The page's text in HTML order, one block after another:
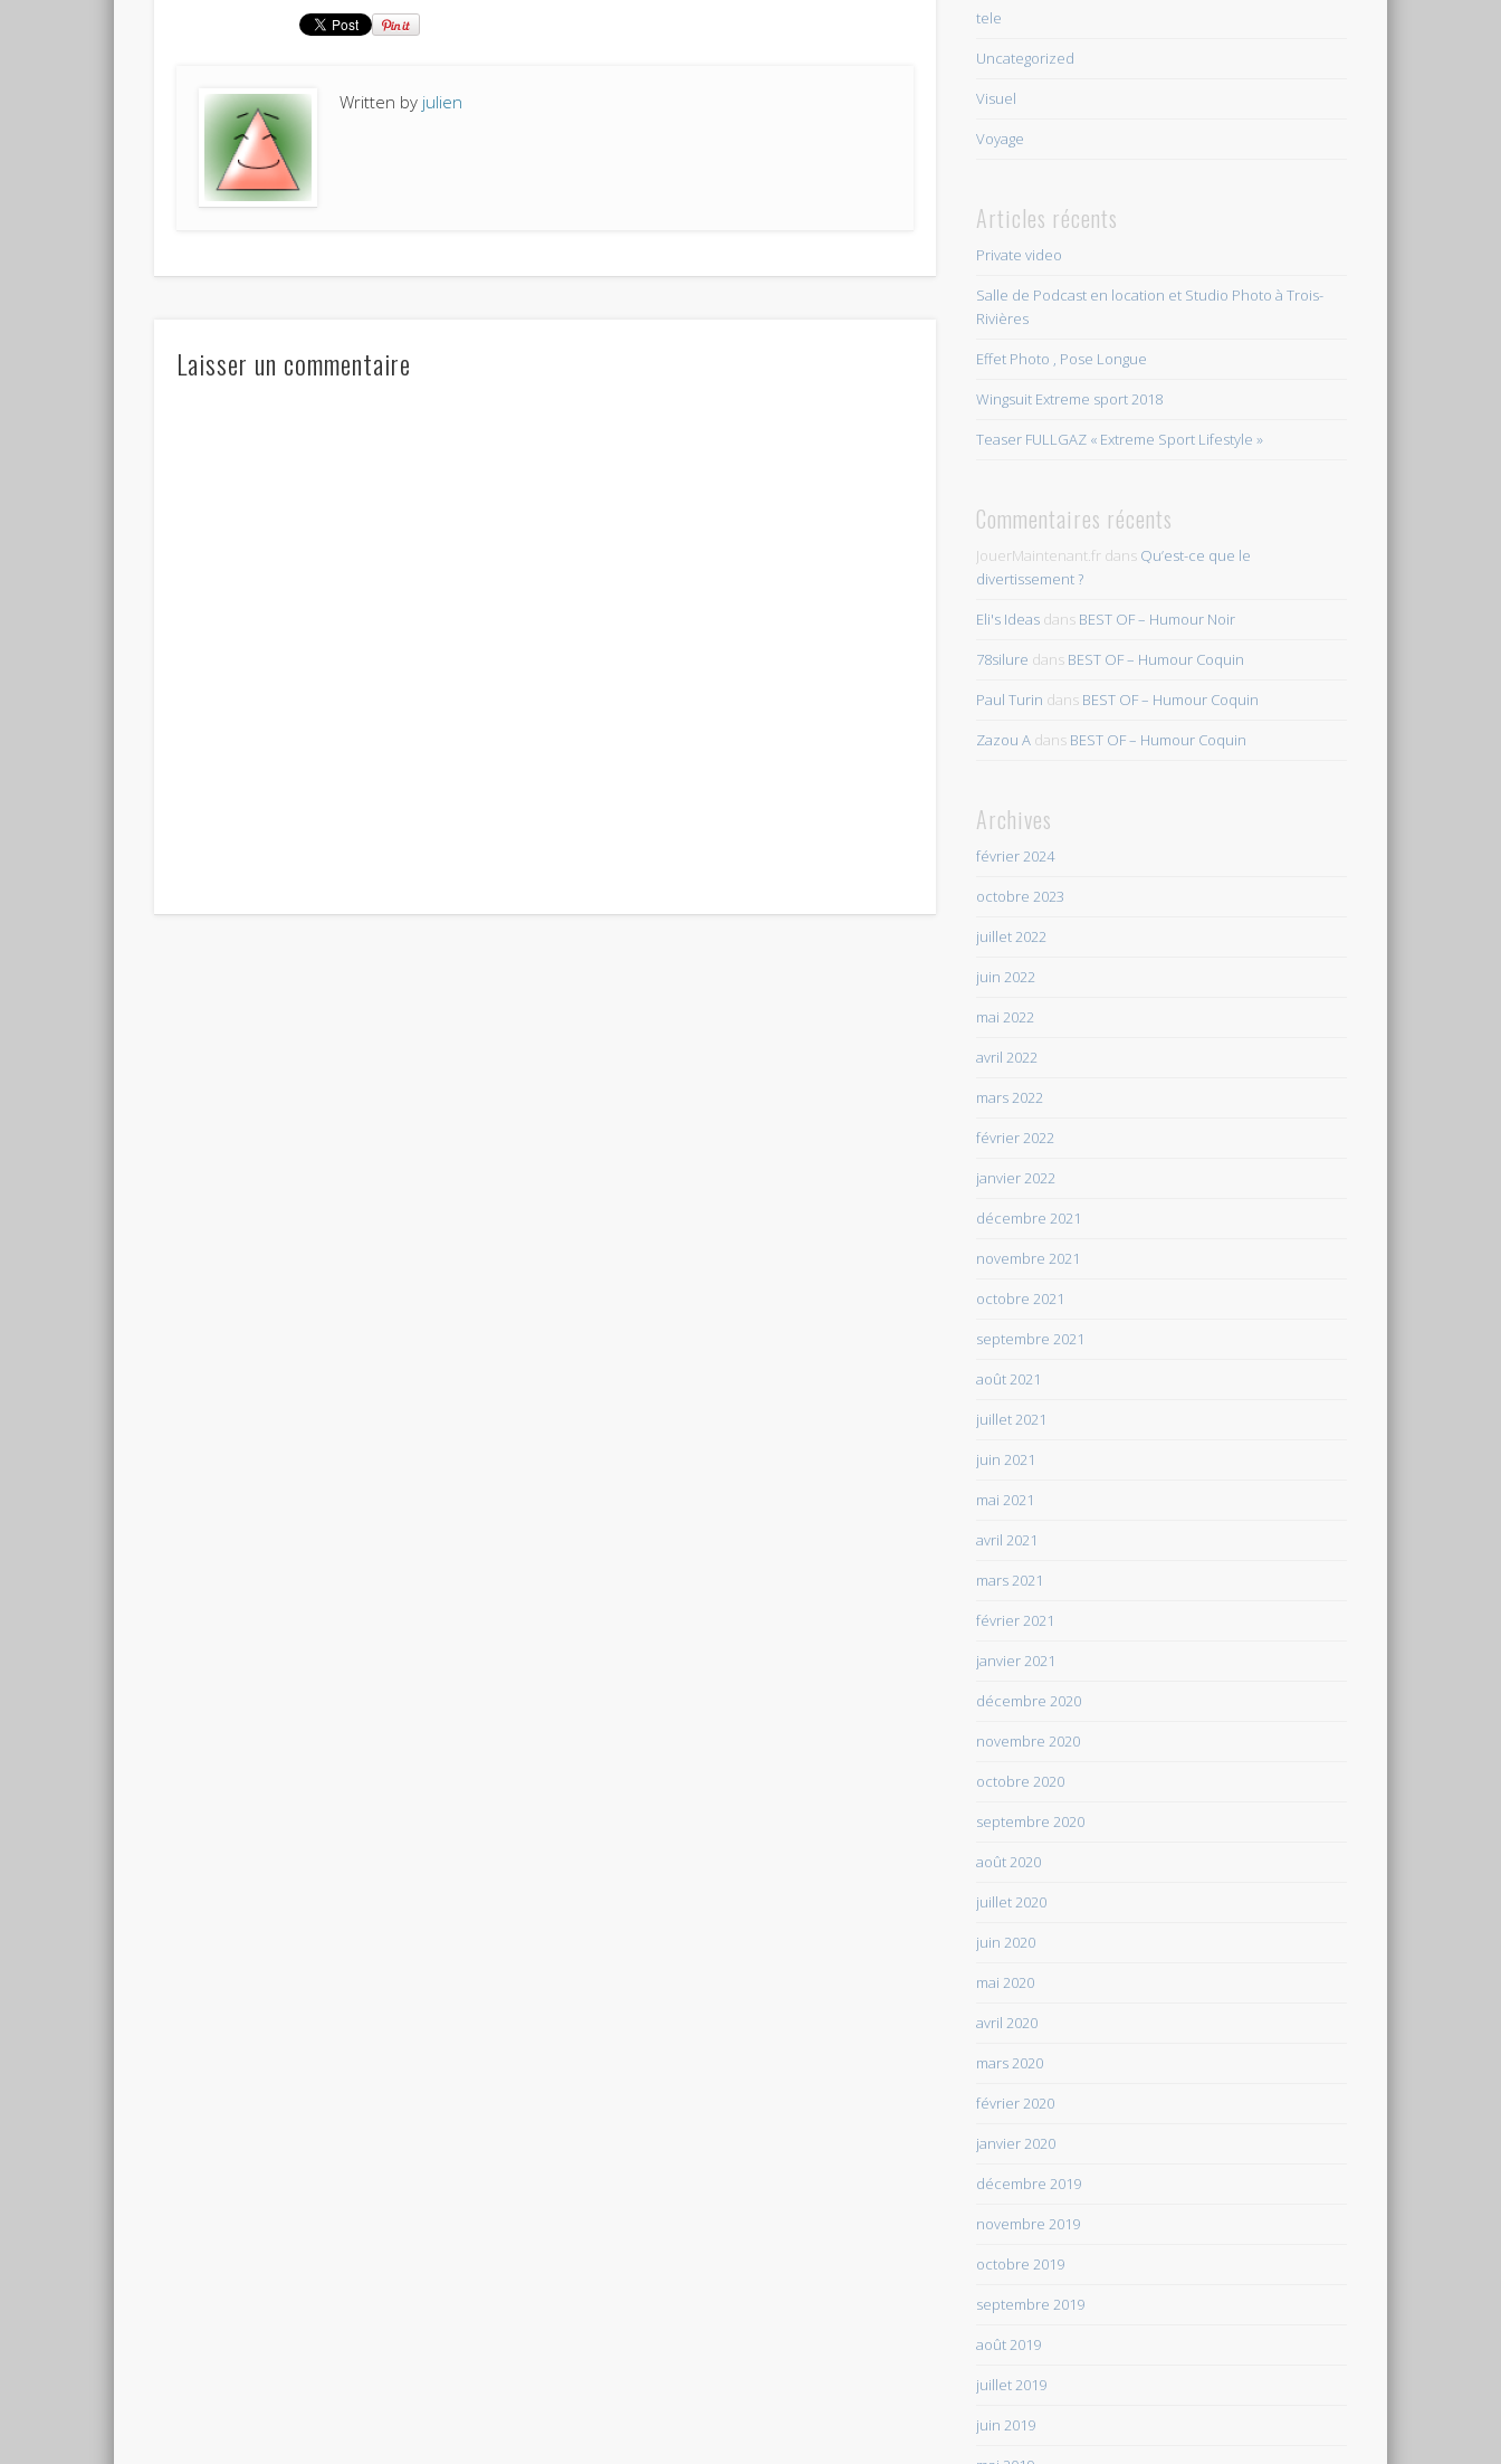
Written by julien
Laisser un commentaire
tele
Uncategorized
Visuel
Voyage
Articles récents
Private video
Salle de Podcast en location et Studio Photo à Trois-
Rivières
Effet Photo , Pose Longue
Wingsuit Extreme sport 2018
Teaser FULLGAZ « Extreme Sport Lifestyle »
Commentaires récents
JouerMaintenant.fr dans Qu’est-ce que le
divertissement ?
Eli's Ideas dans BEST OF – Humour Noir
78silure dans BEST OF – Humour Coquin
Paul Turin dans BEST OF – Humour Coquin
Zazou A dans BEST OF – Humour Coquin
Archives
février 2024
octobre 2023
juillet 2022
juin 2022
mai 2022
avril 2022
mars 2022
février 2022
janvier 2022
décembre 2021
novembre 2021
octobre 2021
septembre 2021
août 2021
juillet 2021
juin 2021
mai 2021
avril 2021
mars 2021
février 2021
janvier 2021
décembre 2020
novembre 2020
octobre 2020
septembre 2020
août 2020
juillet 2020
juin 2020
mai 2020
avril 2020
mars 2020
février 2020
janvier 2020
décembre 2019
novembre 2019
octobre 2019
septembre 2019
août 2019
juillet 2019
juin 2019